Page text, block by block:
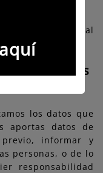
inequívoco, al
de terceras
los datos que
aportas datos de
informar y
personas, o de lo
responsabilidad